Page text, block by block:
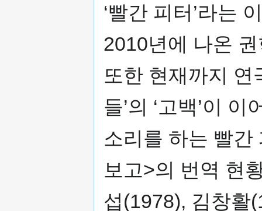
‘빨간 피터’라는
2010년에 나온
또한 현재까지 연
들’의 ‘고백’이
소리를 하는 빨간
보고>의 번역 현
섭(1978), 김창활